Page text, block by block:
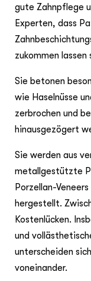
gute Zahnpflege
Experten, dass
zukommen lassen
Sie betonen
wie Haselnüsse
zerbrochen und
hinausgezögert
Sie werden aus
metallgestützte
Porzellan-
hergestellt.
Kostenlücken.
und
unterscheiden
voneinander.